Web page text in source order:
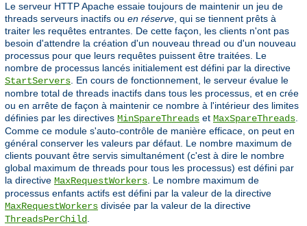
Le serveur HTTP Apache essaie toujours de maintenir un jeu de
threads serveurs inactifs ou en réserve, qui se tiennent prêts à
traiter les requêtes entrantes. De cette façon, les clients n'ont pas
besoin d'attendre la création d'un nouveau thread ou d'un nouveau
processus pour que leurs requêtes puissent être traitées. Le
nombre de processus lancés initialement est défini par la directive
StartServers. En cours de fonctionnement, le serveur évalue le
nombre total de threads inactifs dans tous les processus, et en crée
ou en arrête de façon à maintenir ce nombre à l'intérieur des limites
définies par les directives MinSpareThreads et MaxSpareThreads.
Comme ce module s'auto-contrôle de manière efficace, on peut en
général conserver les valeurs par défaut. Le nombre maximum de
clients pouvant être servis simultanément (c'est à dire le nombre
global maximum de threads pour tous les processus) est défini par
la directive MaxRequestWorkers. Le nombre maximum de
processus enfants actifs est défini par la valeur de la directive
MaxRequestWorkers divisée par la valeur de la directive
ThreadsPerChild.